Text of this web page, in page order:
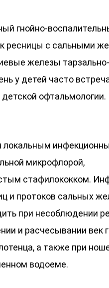
гнойно-
ресницы с сальными
железы тарзально-
у детей часто
офтальмологии.
локальным
микрофлорой,
стафилококком.
и протоков сальных
при несоблюдении
и расчесывании век
а также при
водоеме.